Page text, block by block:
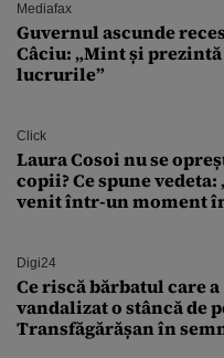
Mediafax
Guvernul ascunde
Câciu: „Mint și
lucrurile”
Click
Laura Cosoi nu se
copii? Ce spune vedeta:
venit într-un moment
Digi24
Ce riscă bărbatul care a
vandalizat o stâncă de
Transfăgărășan în